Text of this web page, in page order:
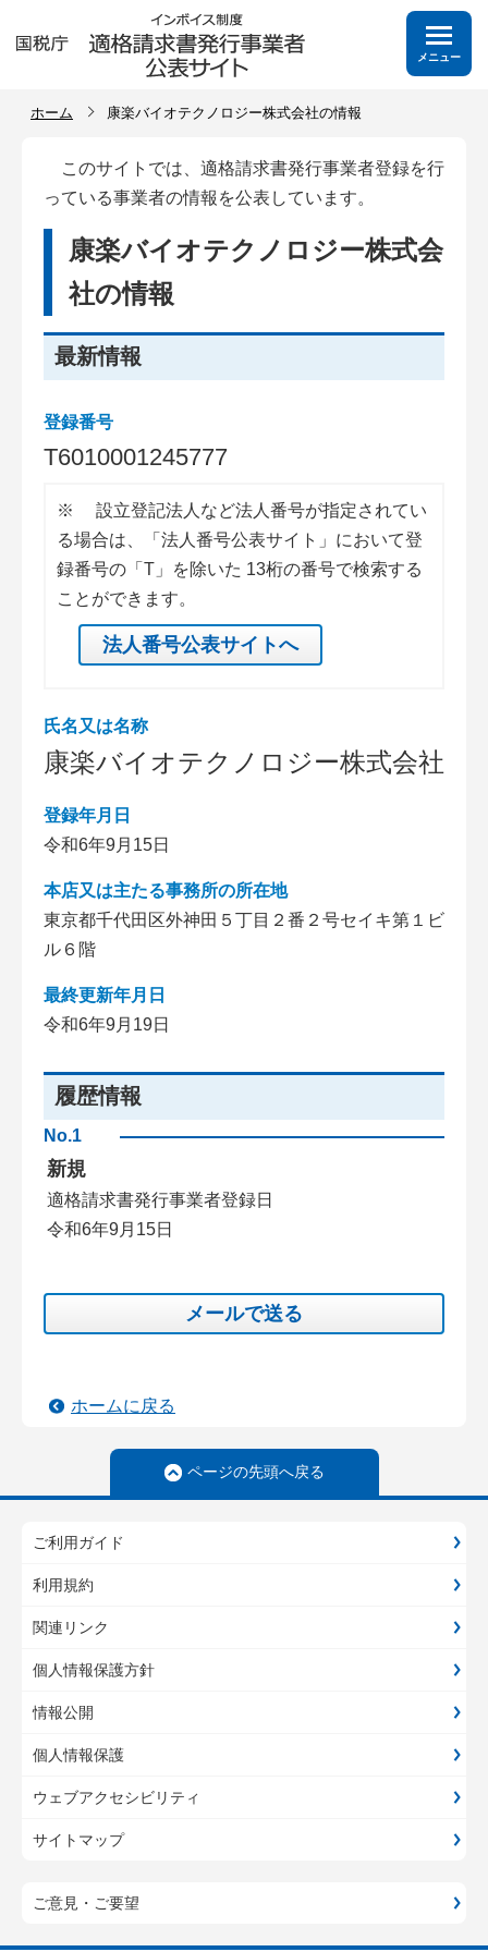
メニュー
ホーム 康楽バイオテクノロジー株式会社の情報
このサイトでは、適格請求書発行事業者登録を行
っている事業者の情報を公表しています。
康楽バイオテクノロジー株式会
社の情報
最新情報
登録番号
T6010001245777
※
設立登記法人など法人番号が指定されてい
る場合は、「法人番号公表サイト」において登
録番号の「T」を除いた 13桁の番号で検索する
ことができます。
法人番号公表サイトへ
氏名又は名称
康楽バイオテクノロジー株式会社
登録年月日
令和6年9月15日
本店又は主たる事務所の所在地
東京都千代田区外神田５丁目２番２号セイキ第１ビ
ル６階
最終更新年月日
令和6年9月19日
履歴情報
No.1
新規
適格請求書発行事業者登録日
令和6年9月15日
メールで送る
ホームに戻る
ページの先頭へ戻る
ご利用ガイド
利用規約
関連リンク
個人情報保護方針
情報公開
個人情報保護
ウェブアクセシビリティ
サイトマップ
ご意見・ご要望